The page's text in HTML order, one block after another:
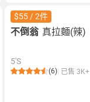
$55 / 2件
不倒翁 真拉麵(辣)
5'S
(6) 已售 3K+